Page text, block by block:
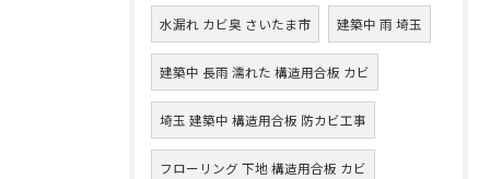
水漏れ カビ臭 さいたま市 建築中 雨 埼玉
建築中 長雨 濡れた 構造用合板 カビ
埼玉 建築中 構造用合板 防カビ工事
フローリング 下地 構造用合板 カビ